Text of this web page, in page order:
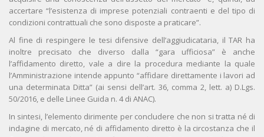
accertare “l’esistenza di imprese potenziali contraenti e del tipo di
condizioni contrattuali che sono disposte a praticare”.
Al fine di respingere le tesi difensive dell’aggiudicataria, il TAR ha
inoltre precisato che diverso dalla “gara ufficiosa” è anche
l’affidamento diretto, vale a dire la procedura mediante la quale
l’Amministrazione intende appunto “affidare direttamente i lavori ad
una determinata Ditta” (ai sensi dell’art. 36, comma 2, lett. a) D.Lgs.
50/2016, e delle Linee Guida n. 4 di ANAC).
In sintesi, l’elemento dirimente per concludere che non si tratta né di
indagine di mercato, né di affidamento diretto è la circostanza che il